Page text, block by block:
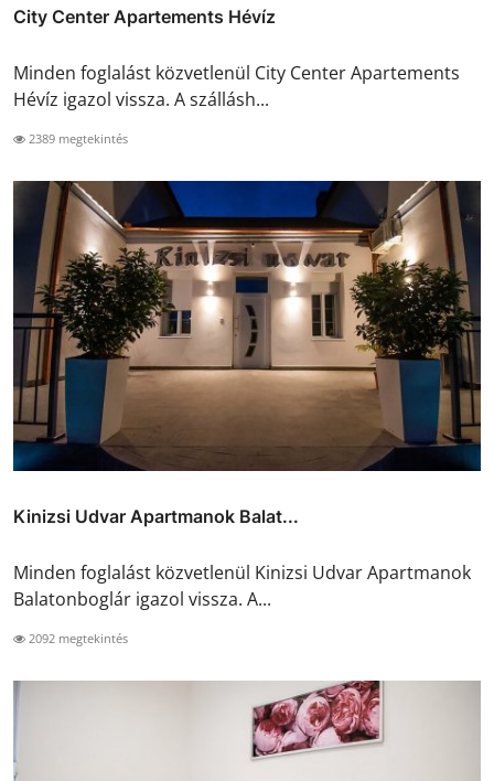
City Center Apartements Hévíz
Minden foglalást közvetlenül City Center Apartements
Hévíz igazol vissza. A szállásh...
2389 megtekintés
Kinizsi Udvar Apartmanok Balat...
Minden foglalást közvetlenül Kinizsi Udvar Apartmanok
Balatonboglár igazol vissza. A...
2092 megtekintés